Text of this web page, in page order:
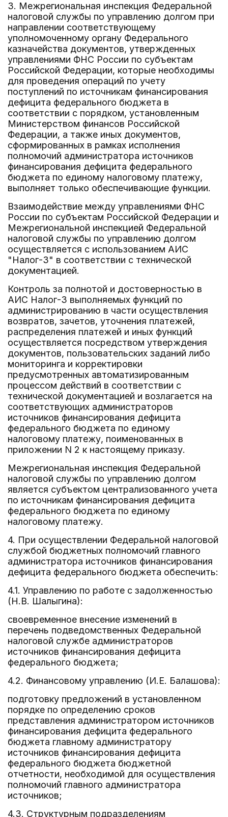
3. Межрегиональная инспекция Федеральной
налоговой службы по управлению долгом при
направлении соответствующему
уполномоченному органу Федерального
казначейства документов, утвержденных
управлениями ФНС России по субъектам
Российской Федерации, которые необходимы
для проведения операций по учету
поступлений по источникам финансирования
дефицита федерального бюджета в
соответствии с порядком, установленным
Министерством финансов Российской
Федерации, а также иных документов,
сформированных в рамках исполнения
полномочий администратора источников
финансирования дефицита федерального
бюджета по единому налоговому платежу,
выполняет только обеспечивающие функции.
Взаимодействие между управлениями ФНС
России по субъектам Российской Федерации и
Межрегиональной инспекцией Федеральной
налоговой службы по управлению долгом
осуществляется с использованием АИС
"Налог-3" в соответствии с технической
документацией.
Контроль за полнотой и достоверностью в
АИС Налог-3 выполняемых функций по
администрированию в части осуществления
возвратов, зачетов, уточнения платежей,
распределения платежей и иных функций
осуществляется посредством утверждения
документов, пользовательских заданий либо
мониторинга и корректировки
предусмотренных автоматизированным
процессом действий в соответствии с
технической документацией и возлагается на
соответствующих администраторов
источников финансирования дефицита
федерального бюджета по единому
налоговому платежу, поименованных в
приложении N 2 к настоящему приказу.
Межрегиональная инспекция Федеральной
налоговой службы по управлению долгом
является субъектом централизованного учета
по источникам финансирования дефицита
федерального бюджета по единому
налоговому платежу.
4. При осуществлении Федеральной налоговой
службой бюджетных полномочий главного
администратора источников финансирования
дефицита федерального бюджета обеспечить:
4.1. Управлению по работе с задолженностью
(Н.В. Шалыгина):
своевременное внесение изменений в
перечень подведомственных Федеральной
налоговой службе администраторов
источников финансирования дефицита
федерального бюджета;
4.2. Финансовому управлению (И.Е. Балашова):
подготовку предложений в установленном
порядке по определению сроков
представления администратором источников
финансирования дефицита федерального
бюджета главному администратору
источников финансирования дефицита
федерального бюджета бюджетной
отчетности, необходимой для осуществления
полномочий главного администратора
источников;
4.3. Структурным подразделениям